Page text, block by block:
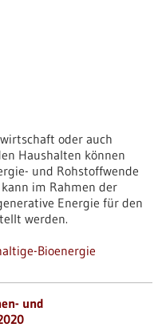
oder auch
Haushalten können
und Rohstoffwende
im Rahmen der
Energie für den
werden.
Bioenergie
und